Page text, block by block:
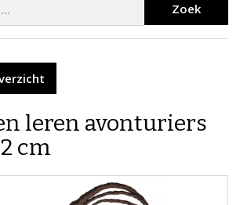
Zoek
leren avonturiers
cm